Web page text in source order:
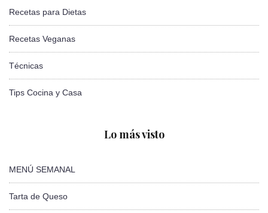
Recetas para Dietas
Recetas Veganas
Técnicas
Tips Cocina y Casa
Lo más visto
MENÚ SEMANAL
Tarta de Queso